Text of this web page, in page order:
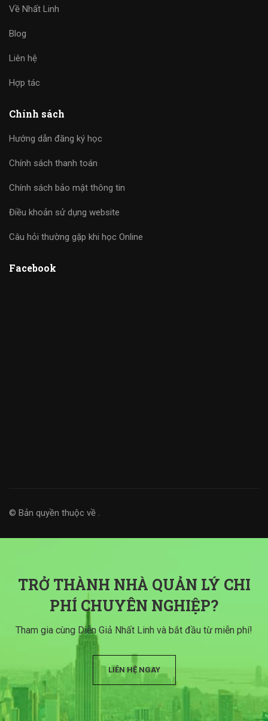
Về Nhất Linh
Blog
Liên hệ
Hợp tác
Chính sách
Hướng dẫn đăng ký học
Chính sách thanh toán
Chính sách bảo mật thông tin
Điều khoản sử dụng website
Câu hỏi thường gặp khi học Online
Facebook
© Bản quyền thuộc về .
TRỞ THÀNH NHÀ QUẢN LÝ CHI
PHÍ CHUYÊN NGHIỆP?
Tham gia cùng Diễn Giả Nhất Linh và bắt đầu từ miễn phí!
LIÊN HỆ NGAY